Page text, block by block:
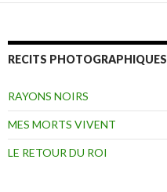
RECITS PHOTOGRAPHIQUES
RAYONS NOIRS
MES MORTS VIVENT
LE RETOUR DU ROI